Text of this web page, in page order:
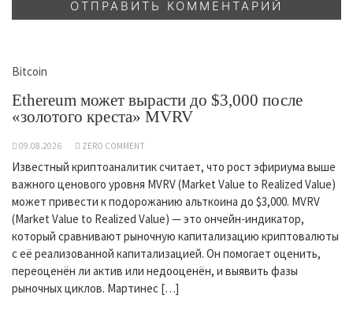
Bitcoin
Ethereum может вырасти до $3,000 после
«золотого креста» MVRV
09.08.2026 ZERO COMMENT
Известный криптоаналитик считает, что рост эфириума выше
важного ценового уровня MVRV (Market Value to Realized Value)
может привести к подорожанию альткоина до $3,000. MVRV
(Market Value to Realized Value) — это ончейн-индикатор,
который сравнивают рыночную капитализацию криптовалюты
с её реализованной капитализацией. Он помогает оценить,
переоценён ли актив или недооценён, и выявить фазы
рыночных циклов. Мартинес […]